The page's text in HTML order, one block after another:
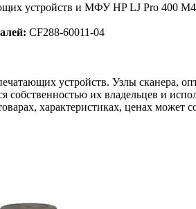
устройств и МФУ HP LJ Pro 400
CF288-60011-04
устройств. Узлы сканера,
собственностью их владельцев и
характеристиках, ценах может